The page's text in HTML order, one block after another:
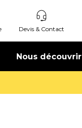
Devis & Contact
Nous découvrir